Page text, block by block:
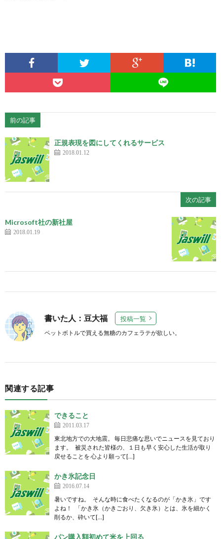
前の記事
正規表現を図にしてくれるサービス
2018.01.12
次の記事
Microsoft社の新社屋
2018.01.19
書いた人：豆大福 投稿一覧
ペットボトルで買える無糖のカフェラテが欲しい。
関連する記事
できること
2011.03.17
東北地方での大地震。 毎日悲痛な思いでニュースを見ており
ます。 被災された皆様の、１日も早く安心した生活が取り
戻せることを 心より願って[…]
かき氷記念日
2016.07.14
暑いですね。 そんな時に食べたくなるのが「かき氷」です
よね！ 「かき氷（かきごおり、欠き氷）とは、氷を細かく
削るか、砕いて[…]
パン購入額初めて米を上回る